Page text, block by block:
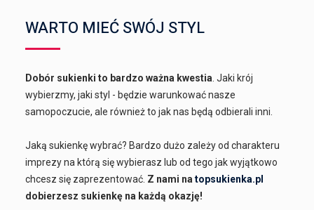
WARTO MIEĆ SWÓJ STYL
Dobór sukienki to bardzo ważna kwestia . Jaki krój
wybierzmy, jaki styl - będzie warunkować nasze
samopoczucie, ale również to jak nas będą odbierali inni.
Jaką sukienkę wybrać? Bardzo dużo zależy od charakteru
imprezy na którą się wybierasz lub od tego jak wyjątkowo
chcesz się zaprezentować. Z nami natopsukienka.pl
dobierzesz sukienkę na każdą okazję!